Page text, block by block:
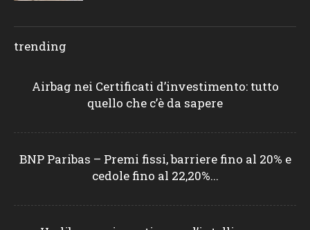
trending
Airbag nei Certificati d’investimento: tutto
quello che c’è da sapere
BNP Paribas – Premi fissi, barriere fino al 20% e
cedole fino al 22,20%...